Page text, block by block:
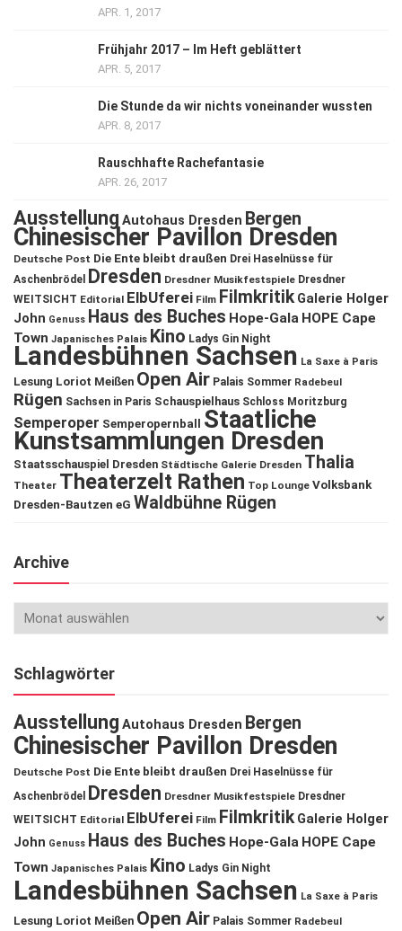
APR. 1, 2017
Frühjahr 2017 – Im Heft geblättert
APR. 5, 2017
Die Stunde da wir nichts voneinander wussten
APR. 8, 2017
Rauschhafte Rachefantasie
APR. 26, 2017
Ausstellung Autohaus Dresden Bergen
Chinesischer Pavillon Dresden
Deutsche Post Die Ente bleibt draußen Drei Haselnüsse für
Aschenbrödel
Dresden Dresdner Musikfestspiele Dresdner
WEITSICHT Editorial ElbUferei Film Filmkritik Galerie Holger
John Genuss Haus des Buches Hope-Gala HOPE Cape
Town Japanisches Palais Kino Ladys Gin Night
Landesbühnen Sachsen La Saxe à Paris
Lesung Loriot Meißen Open Air Palais Sommer Radebeul
Rügen Sachsen in Paris Schauspielhaus Schloss Moritzburg
Semperoper Semperopernball Staatliche
Kunstsammlungen Dresden
Staatsschauspiel Dresden Städtische Galerie Dresden Thalia
Theater Theaterzelt Rathen Top Lounge Volksbank
Dresden-Bautzen eG Waldbühne Rügen
Archive
Schlagwörter
Ausstellung Autohaus Dresden Bergen
Chinesischer Pavillon Dresden
Deutsche Post Die Ente bleibt draußen Drei Haselnüsse für
Aschenbrödel
Dresden Dresdner Musikfestspiele Dresdner
WEITSICHT Editorial ElbUferei Film Filmkritik Galerie Holger
John Genuss Haus des Buches Hope-Gala HOPE Cape
Town Japanisches Palais Kino Ladys Gin Night
Landesbühnen Sachsen La Saxe à Paris
Lesung Loriot Meißen Open Air Palais Sommer Radebeul